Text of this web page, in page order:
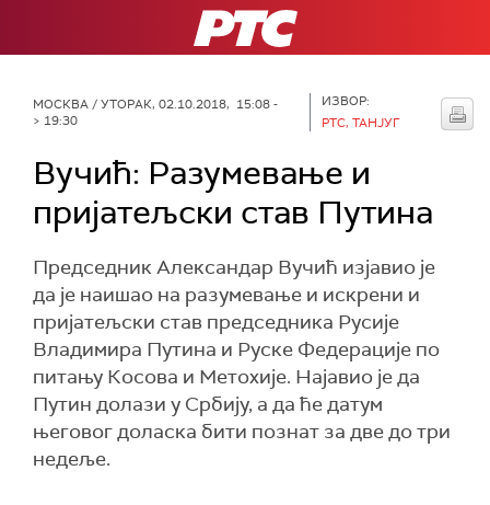
РТС
МОСКВА / УТОРАК, 02.10.2018, 15:08 -
> 19:30
ИЗВОР:
РТС, ТАНЈУГ
Вучић: Разумевање и
пријатељски став Путина
Председник Александар Вучић изјавио је
да је наишао на разумевање и искрени и
пријатељски став председника Русије
Владимира Путина и Руске Федерације по
питању Косова и Метохије. Најавио је да
Путин долази у Србију, а да ће датум
његовог доласка бити познат за две до три
недеље.